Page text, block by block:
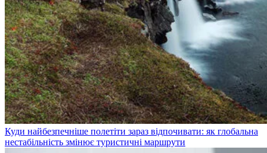
Куди найбезпечніше полетіти зараз відпочивати: як глобальна
нестабільність змінює туристичні маршрути